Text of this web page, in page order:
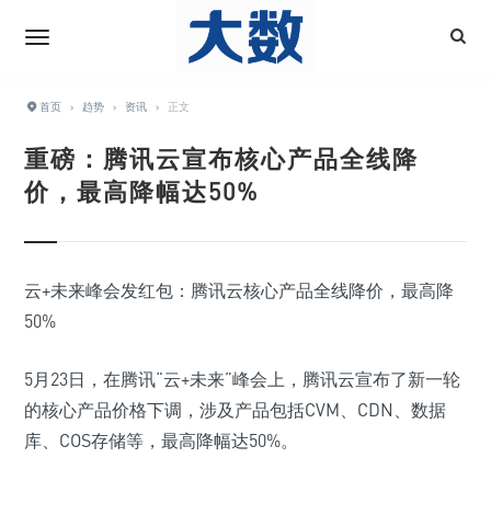
首页 › 趋势 › 资讯 › 正文
重磅：腾讯云宣布核心产品全线降
价，最高降幅达50%
云+未来峰会发红包：腾讯云核心产品全线降价，最高降
50%
5月23日，在腾讯“云+未来”峰会上，腾讯云宣布了新一轮
的核心产品价格下调，涉及产品包括CVM、CDN、数据
库、COS存储等，最高降幅达50%。